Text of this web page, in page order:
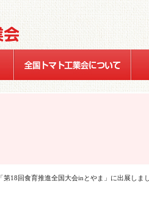
第18回食育推進全国大会inとやま」に出展しま